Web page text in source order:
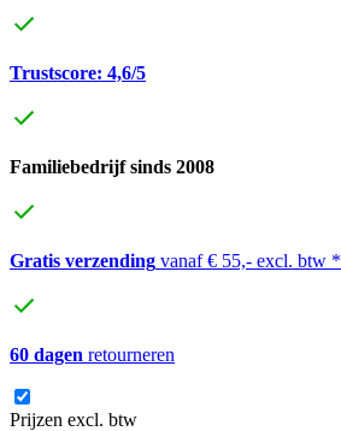
Trustscore: 4,6/5
Familiebedrijf sinds 2008
Gratis verzending vanaf € 55,- excl. btw *
60 dagen retourneren
Prijzen excl. btw